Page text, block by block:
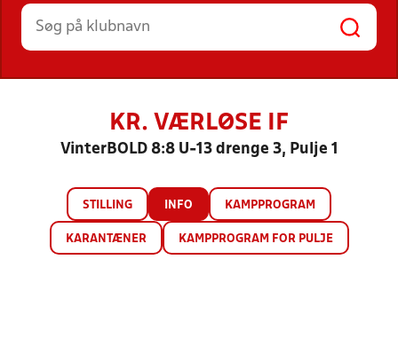
HOLD
KR. VÆRLØSE IF
VinterBOLD 8:8 U-13 drenge 3, Pulje 1
STILLING INFO KAMPPROGRAM
KARANTÆNER KAMPPROGRAM FOR PULJE